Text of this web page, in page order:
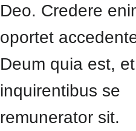
Deo. Credere
oportet
Deum quia est, et
inquirentibus se
remunerator sit.